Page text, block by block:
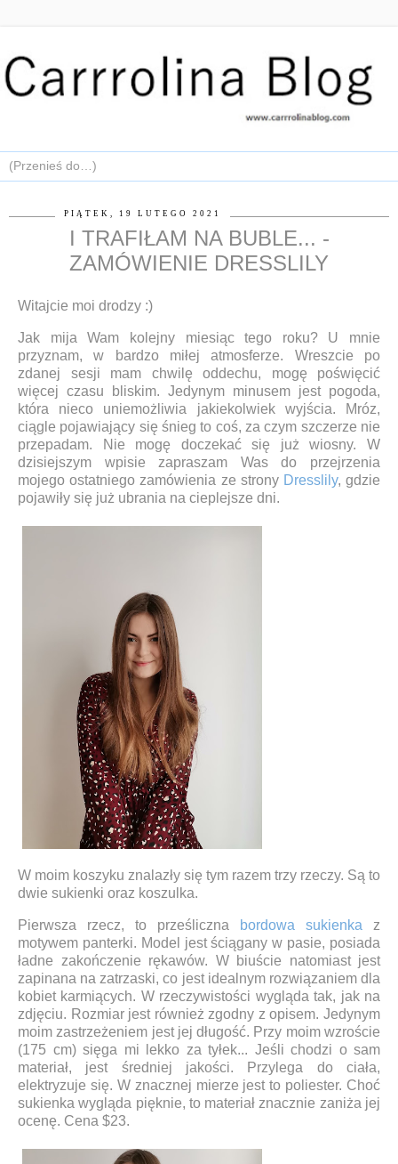
PIĄTEK, 19 LUTEGO 2021
I TRAFIŁAM NA BUBLE... -
ZAMÓWIENIE DRESSLILY
Witajcie moi drodzy :)
Jak mija Wam kolejny miesiąc tego roku? U mnie
przyznam, w bardzo miłej atmosferze. Wreszcie po
zdanej sesji mam chwilę oddechu, mogę poświęcić
więcej czasu bliskim. Jedynym minusem jest pogoda,
która nieco uniemożliwia jakiekolwiek wyjścia. Mróz,
ciągle pojawiający się śnieg to coś, za czym szczerze nie
przepadam. Nie mogę doczekać się już wiosny. W
dzisiejszym wpisie zapraszam Was do przejrzenia
mojego ostatniego zamówienia ze strony Dresslily, gdzie
pojawiły się już ubrania na cieplejsze dni.
W moim koszyku znalazły się tym razem trzy rzeczy. Są to
dwie sukienki oraz koszulka.
Pierwsza rzecz, to prześliczna bordowa sukienka z
motywem panterki. Model jest ściągany w pasie, posiada
ładne zakończenie rękawów. W biuście natomiast jest
zapinana na zatrzaski, co jest idealnym rozwiązaniem dla
kobiet karmiących. W rzeczywistości wygląda tak, jak na
zdjęciu. Rozmiar jest również zgodny z opisem. Jedynym
moim zastrzeżeniem jest jej długość. Przy moim wzroście
(175 cm) sięga mi lekko za tyłek... Jeśli chodzi o sam
materiał, jest średniej jakości. Przylega do ciała,
elektryzuje się. W znacznej mierze jest to poliester. Choć
sukienka wygląda pięknie, to materiał znacznie zaniża jej
ocenę. Cena $23.